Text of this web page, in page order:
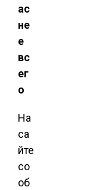
ас
не
е
вс
ег
о
На
са
йте
со
об